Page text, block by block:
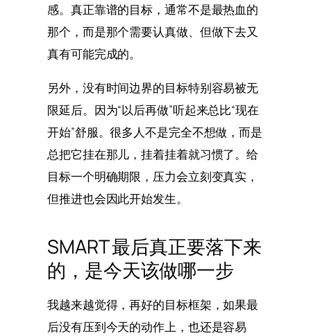
感。真正靠谱的目标，通常不是最热血的
那个，而是那个需要认真做、但做下去又
真有可能完成的。
另外，没有时间边界的目标特别容易被无
限延后。因为“以后再做”听起来总比“现在
开始”舒服。很多人不是完全不想做，而是
总把它挂在那儿，挂着挂着就习惯了。给
目标一个明确期限，压力会立刻变真实，
但推进也会因此开始发生。
SMART 最后真正要落下来
的，是今天该做哪一步
我越来越觉得，再好的目标框架，如果最
后没有压到今天的动作上，也还是容易